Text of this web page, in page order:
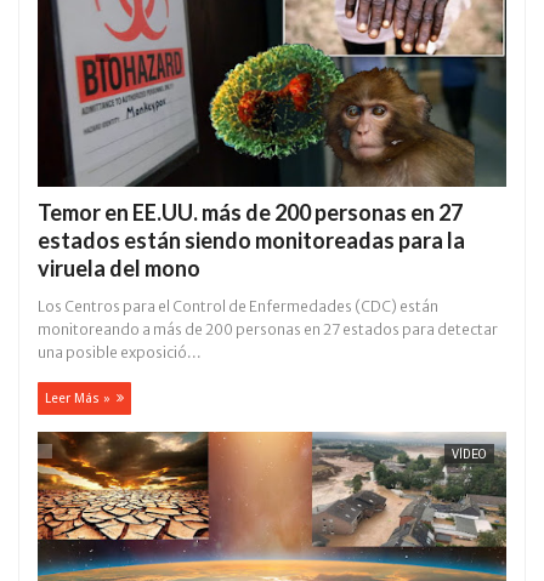
Temor en EE.UU. más de 200 personas en 27
estados están siendo monitoreadas para la
viruela del mono
Los Centros para el Control de Enfermedades (CDC) están
monitoreando a más de 200 personas en 27 estados para detectar
una posible exposició...
Leer Más »
VÍDEO